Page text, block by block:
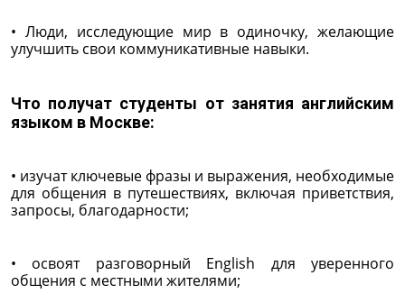
• Люди, исследующие мир в одиночку, желающие
улучшить свои коммуникативные навыки.
Что получат студенты от занятия английским
языком в Москве:
• изучат ключевые фразы и выражения, необходимые
для общения в путешествиях, включая приветствия,
запросы, благодарности;
• освоят разговорный English для уверенного
общения с местными жителями;